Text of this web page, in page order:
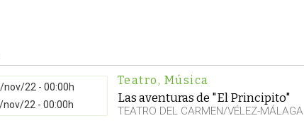
nov/22 - 00:00h
nov/22 - 00:00h
Teatro, Música
Las aventuras de "El Principito"
TEATRO DEL CARMEN/VÉLEZ-MÁLAGA